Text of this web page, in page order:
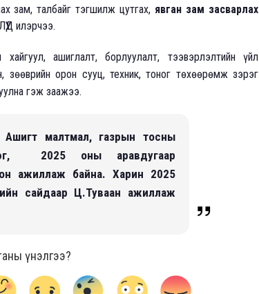
зам, талбайг тэгшилж цутгах, явган зам засварлах
илэрчээ.
ашиглалт, борлуулалт, тээвэрлэлтийн үйл
зөөврийн орон сууц, техник, тоног төхөөрөмж зэрэг
гэж заажээ.
малтмал, газрын тосны
2025 оны аравдугаар
ажиллаж байна. Харин 2025
сайдаар Ц.Туваан ажиллаж
үнэлгээ?